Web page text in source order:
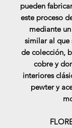
pueden
este proceso
mediante
similar al que
de colección,
cobre y
interiores
pewter y